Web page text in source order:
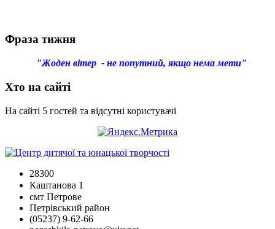
Фраза тижня
"Жоден вітер - не попутний, якщо нема мети"
Хто на сайті
На сайті 5 гостей та відсутні користувачі
28300
Каштанова 1
смт Петрове
Петрівський район
(05237) 9-62-66